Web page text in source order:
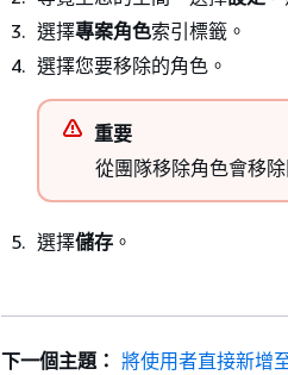
選擇專案角色索引標籤。
選擇您要移除的角色。
重要
從團隊移除角色會移
選擇儲存 。
下一個主題： 將使用者直接新增